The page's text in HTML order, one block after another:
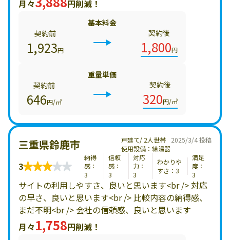
月々
円削減！
基本料金
契約前
1,923円
契約後
1,800円
重量単価
契約前
646円/㎥
契約後
320円/㎥
2025/3/4 投稿
三重県鈴鹿市
戸建て/ 2人世帯
使用設備：給湯器
3
納得
感：
3
信頼
感：
3
対応
力：
3
わかりや
すさ：3
満足
度：
3
サイトの利用しやすさ、良いと思います<br /> 対応
の早さ、良いと思います<br /> 比較内容の納得感、
まだ不明<br /> 会社の信頼感、良いと思います
月々1,758円削減！